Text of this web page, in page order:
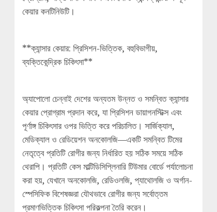
কেয়ার কনটিনিউটি।
**ক্যান্সার কেয়ার: প্রিসিশন-ভিত্তিক, বহুবিভাগীয়,
ব্যক্তিকেন্দ্রিক চিকিৎসা**
অ্যাপোলো চেন্নাই দেশের অন্যতম উন্নত ও সমন্বিত ক্যান্সার
কেয়ার প্রোগ্রাম প্রদান করে, যা প্রিসিশন ডায়াগনস্টিক্স এবং
পূর্ণাঙ্গ চিকিৎসার ওপর ভিত্তি করে পরিচালিত। সার্জিক্যাল,
মেডিক্যাল ও রেডিয়েশন অনকোলজি—একটি সমন্বিত টিমের
নেতৃত্বে প্রতিটি রোগীর জন্য নির্ধারিত হয় সঠিক সময়ে সঠিক
থেরাপি। প্রতিটি কেস মাল্টিডিসিপ্লিনারি টিউমার বোর্ডে পর্যালোচনা
করা হয়, যেখানে অনকোলজি, রেডিওলজি, প্যাথোলজি ও অর্গান-
স্পেসিফিক বিশেষজ্ঞরা যৌথভাবে রোগীর জন্য সর্বোত্তম
প্রমাণভিত্তিক চিকিৎসা পরিকল্পনা তৈরি করেন।